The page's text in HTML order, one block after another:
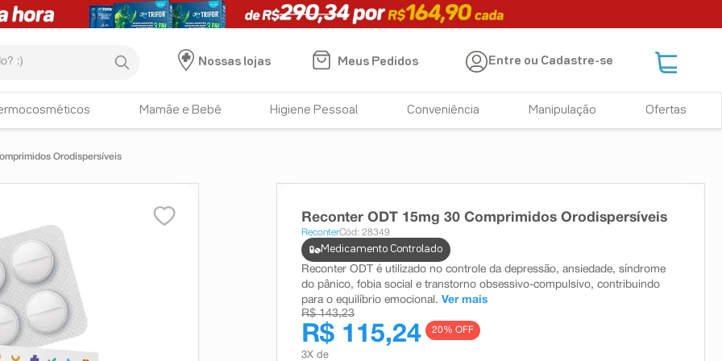
Nossas lojas
Meus Pedidos Entre ou Cadastre-se
Mamãe e Bebê Higiene Pessoal Conveniência Manipulação Ofertas
Orodispersíveis
Reconter ODT 15mg 30 Comprimidos Orodispersíveis
ReconterCód: 28349
Medicamento Controlado
Reconter ODT é utilizado no controle da depressão, ansiedade, síndrome
do pânico, fobia social e transtorno obsessivo-compulsivo, contribuindo
para o equilíbrio emocional. Ver mais
R$ 143,23
R$ 115,24 20% OFF
3X de